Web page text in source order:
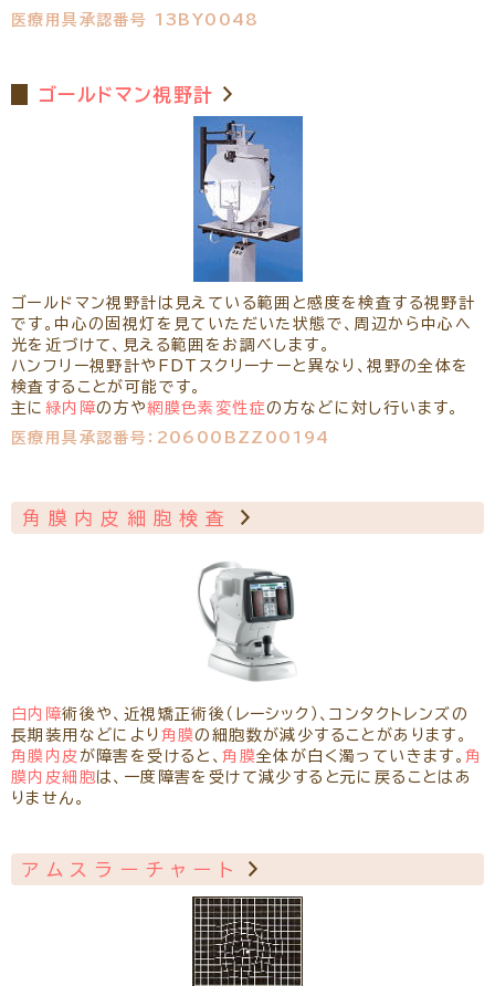
医療用具承認番号 13BY0048
ゴールドマン視野計
ゴールドマン視野計は見えている範囲と感度を検査する視野計
です。中心の固視灯を見ていただいた状態で、周辺から中心へ
光を近づけて、見える範囲をお調べします。
ハンフリー視野計やFDTスクリーナーと異なり、視野の全体を
検査することが可能です。
主に 緑内障の方や網膜色素変性症の方などに対し行います。
医療用具承認番号：20600BZZ00194
角膜内皮細胞検査
白内障術後や、近視矯正術後（レーシック）、コンタクトレンズの
長期装用などにより 角膜の細胞数が減少することがあります。
角膜内皮 が障害を受けると、角膜全体が白く濁っていきます。角
膜内皮細胞は、一度障害を受けて減少すると元に戻ることはあ
りません。
アムスラーチャート